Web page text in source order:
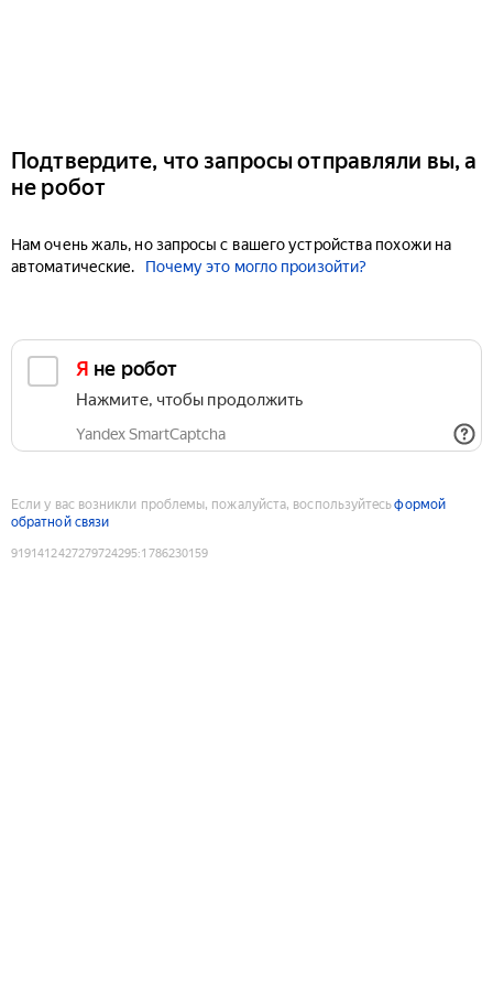
Подтвердите, что запросы отправляли вы, а
не робот
Нам очень жаль, но запросы с вашего устройства похожи на
автоматические.
Почему это могло произойти?
Я не робот
Нажмите, чтобы продолжить
Yandex SmartCaptcha
Если у вас возникли проблемы, пожалуйста, воспользуйтесьформой
обратной связи
9191412427279724295:1786230159